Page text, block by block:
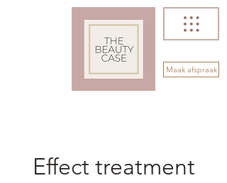
Maak afspraak
Effect treatment